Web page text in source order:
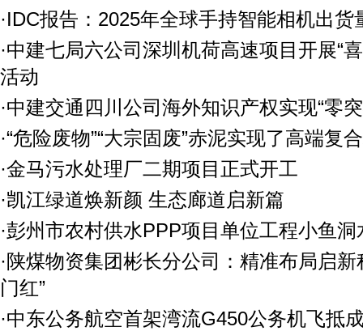
·IDC报告：2025年全球手持智能相机出货
·中建七局六公司深圳机荷高速项目开展“
活动
·中建交通四川公司海外知识产权实现“零
·“危险废物”“大宗固废”赤泥实现了高端复
·金马污水处理厂二期项目正式开工
·凯江绿道焕新颜 生态廊道启新篇
·彭州市农村供水PPP项目单位工程小鱼
·陕煤物资集团彬长分公司：精准布局启新
门红”
·中东公务航空首架湾流G450公务机飞抵